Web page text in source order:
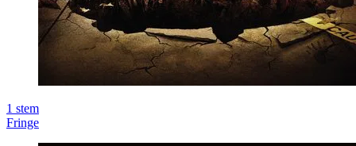
1 stem
Fringe